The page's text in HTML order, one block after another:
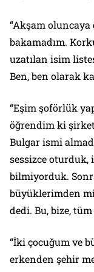
“Akşam
bakamadım.
uzatılan isim
Ben, ben olarak
“Eşim şoförlük
öğrendim ki
Bulgar ismi
sessizce oturduk,
bilmiyorduk.
büyüklerimden
dedi. Bu, bize,
“İki çocuğum ve
erkenden şehir